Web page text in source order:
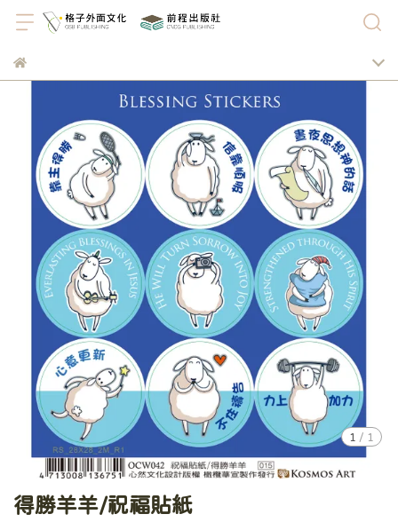
1 / 1
得勝羊羊/祝福貼紙